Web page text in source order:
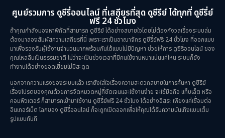
Mystery ลึกลับ (57)
Period ย้อนยุค (39)
Psychological จิตวิทยา (29)
Revenge
ศูนย์รวมการ ดูซีรี่ออนไลน์ ที่เสถียรที่สุด ดูซีรีย์ ได้ทุกที่ ดูซีรี่ย์
ฟรี 24 ชั่วโมง
ถ้าคุณกำลังมองหาพิกัดที่สามารถ ดูซีรีย์ ได้อย่างสบายใจโดยไม่ต้องกังวลเรื่องระบบล่ม
ต้องมาลองสัมผัสความเสถียรที่นี่ เพราะเราเป็นอาณาจักร ดูซีรี่ย์ฟรี 24 ชั่วโมง ที่ออกแบบ
มาเพื่อรองรับผู้ใช้งานจำนวนมากพร้อมกันได้แบบไม่มีปัญหา ช่วยให้การ ดูซีรี่ออนไลน์ ของ
คุณไหลลื่นเป็นธรรมชาติ ไม่ว่าจะเป็นช่วงเวลาที่มีคนใช้งานหนาแน่นแค่ไหน ระบบก็ยัง
ทำงานได้อย่างยอดเยี่ยมไม่มีสะดุด
นอกจากความแรงของระบบแล้ว เรายังใส่ใจเรื่องความสะดวกสบายในการค้นหา ดูซีรีย์
เรื่องโปรดของคุณด้วยการจัดหมวดหมู่ที่ชัดเจนและใช้งานง่าย จะใช้มือถือ แท็บเล็ต หรือ
คอมพิวเตอร์ ก็สามารถเข้ามาใช้งาน ดูซีรี่ย์ฟรี 24 ชั่วโมง ได้อย่างอิสระ เพียงแค่เชื่อมต่อ
อินเทอร์เน็ต โลกของ ดูซีรี่ออนไลน์ ก็จะถูกเปิดออกเพื่อให้คุณได้รับความบันเทิงแบบเต็ม
รูปแบบทันที